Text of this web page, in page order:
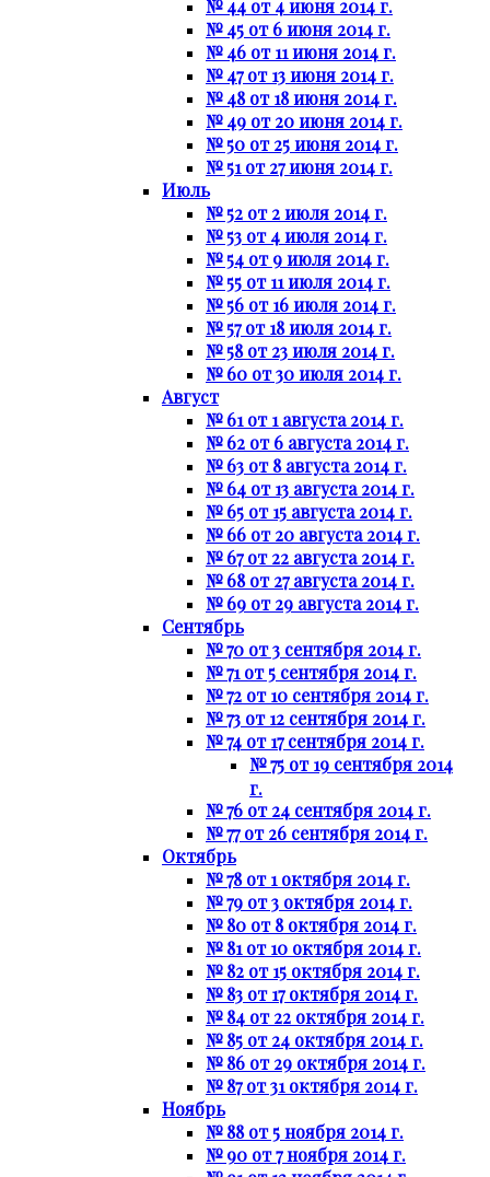
№ 44 от 4 июня 2014 г.
№ 45 от 6 июня 2014 г.
№ 46 от 11 июня 2014 г.
№ 47 от 13 июня 2014 г.
№ 48 от 18 июня 2014 г.
№ 49 от 20 июня 2014 г.
№ 50 от 25 июня 2014 г.
№ 51 от 27 июня 2014 г.
Июль
№ 52 от 2 июля 2014 г.
№ 53 от 4 июля 2014 г.
№ 54 от 9 июля 2014 г.
№ 55 от 11 июля 2014 г.
№ 56 от 16 июля 2014 г.
№ 57 от 18 июля 2014 г.
№ 58 от 23 июля 2014 г.
№ 60 от 30 июля 2014 г.
Август
№ 61 от 1 августа 2014 г.
№ 62 от 6 августа 2014 г.
№ 63 от 8 августа 2014 г.
№ 64 от 13 августа 2014 г.
№ 65 от 15 августа 2014 г.
№ 66 от 20 августа 2014 г.
№ 67 от 22 августа 2014 г.
№ 68 от 27 августа 2014 г.
№ 69 от 29 августа 2014 г.
Сентябрь
№ 70 от 3 сентября 2014 г.
№ 71 от 5 сентября 2014 г.
№ 72 от 10 сентября 2014 г.
№ 73 от 12 сентября 2014 г.
№ 74 от 17 сентября 2014 г.
№ 75 от 19 сентября 2014
г.
№ 76 от 24 сентября 2014 г.
№ 77 от 26 сентября 2014 г.
Октябрь
№ 78 от 1 октября 2014 г.
№ 79 от 3 октября 2014 г.
№ 80 от 8 октября 2014 г.
№ 81 от 10 октября 2014 г.
№ 82 от 15 октября 2014 г.
№ 83 от 17 октября 2014 г.
№ 84 от 22 октября 2014 г.
№ 85 от 24 октября 2014 г.
№ 86 от 29 октября 2014 г.
№ 87 от 31 октября 2014 г.
Ноябрь
№ 88 от 5 ноября 2014 г.
№ 90 от 7 ноября 2014 г.